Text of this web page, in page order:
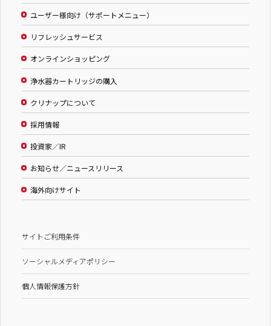
ユーザー様向け（サポートメニュー）
リフレッシュサービス
オンラインショッピング
浄水器カートリッジの購入
クリナップについて
採用情報
投資家／IR
お知らせ／ニュースリリース
海外向けサイト
サイトご利用条件
ソーシャルメディアポリシー
個人情報保護方針